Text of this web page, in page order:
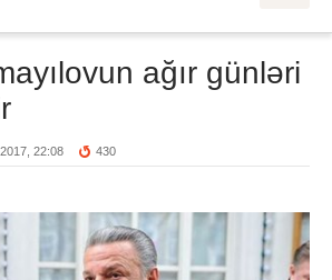
ağır günləri
22:08 430